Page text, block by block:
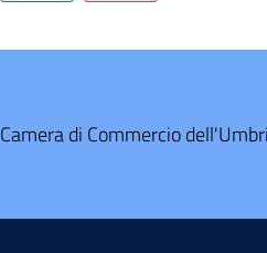
Camera di Commercio